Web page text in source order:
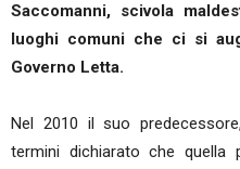
Saccomanni, scivola
luoghi comuni che ci si
Governo Letta.
Nel 2010 il suo
termini dichiarato che quella